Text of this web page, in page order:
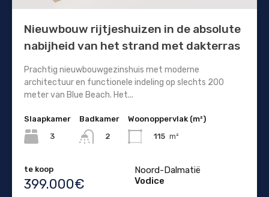
Nieuwbouw rijtjeshuizen in de absolute
nabijheid van het strand met dakterras
Prachtig nieuwbouwgezinshuis met moderne
architectuur en functionele indeling op slechts 200
meter van Blue Beach. Het...
Slaapkamer
3
Badkamer
2
Woonoppervlak (m²)
115 m²
te koop
399.000€
Noord-Dalmatië
Vodice